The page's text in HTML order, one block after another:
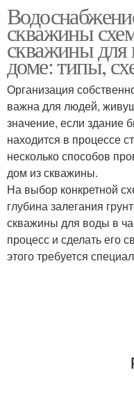
скважины
скважины для
доме: типы,
Организация
важна для людей,
значение, если здание
находится в процессе
несколько способов
дом из скважины.
На выбор конкретной
глубина залегания
скважины для воды в
процесс и сделать его
этого требуется